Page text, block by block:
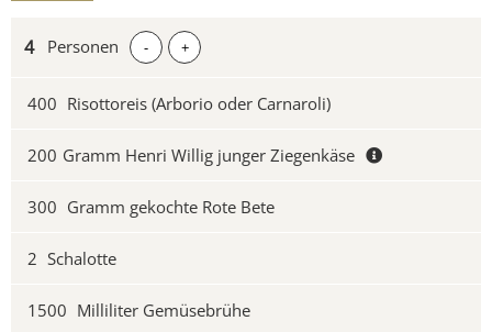
Personen - +
400 Risottoreis (Arborio oder Carnaroli)
200 Gramm Henri Willig junger Ziegenkäse
300 Gramm gekochte Rote Bete
2 Schalotte
1500 Milliliter Gemüsebrühe